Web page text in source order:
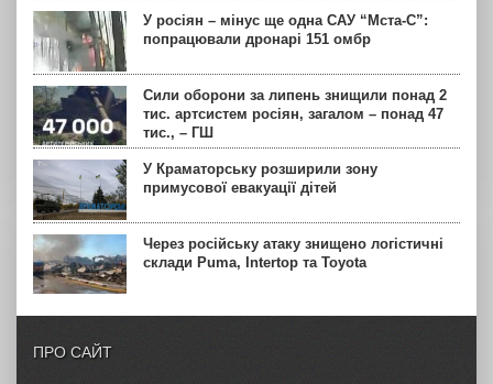
У росіян – мінус ще одна САУ “Мста-С”:
попрацювали дронарі 151 омбр
Сили оборони за липень знищили понад 2
тис. артсистем росіян, загалом – понад 47
тис., – ГШ
У Краматорську розширили зону
примусової евакуації дітей
Через російську атаку знищено логістичні
склади Puma, Intertop та Toyota
ПРО САЙТ